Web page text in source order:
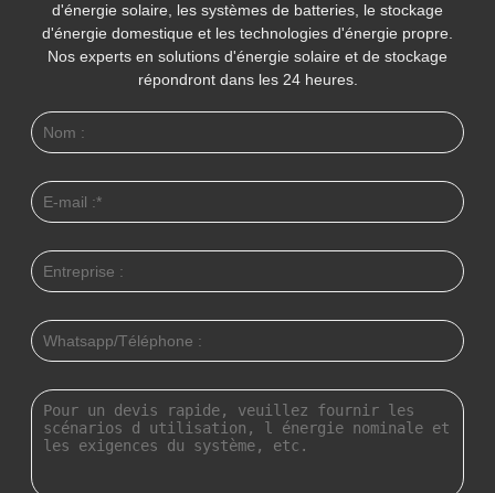
d'énergie solaire, les systèmes de batteries, le stockage
d'énergie domestique et les technologies d'énergie propre.
Nos experts en solutions d'énergie solaire et de stockage
répondront dans les 24 heures.